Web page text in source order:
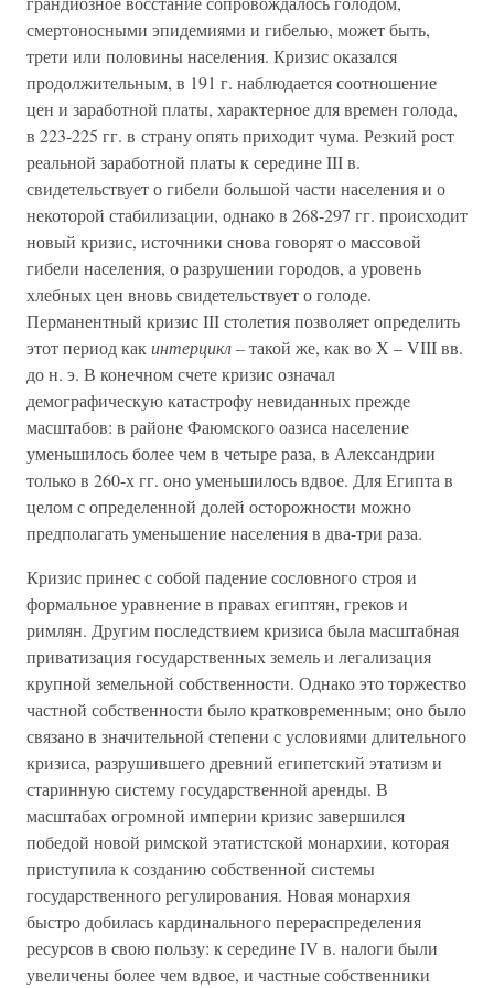
смертоносными эпидемиями и гибелью, может быть,
трети или половины населения. Кризис оказался
продолжительным, в 191 г. наблюдается соотношение
цен и заработной платы, характерное для времен голода,
в 223-225 гг. в страну опять приходит чума. Резкий рост
реальной заработной платы к середине III в.
свидетельствует о гибели большой части населения и о
некоторой стабилизации, однако в 268-297 гг. происходит
новый кризис, источники снова говорят о массовой
гибели населения, о разрушении городов, а уровень
хлебных цен вновь свидетельствует о голоде.
Перманентный кризис III столетия позволяет определить
этот период какинтерцикл –такой же, как во X – VIII вв.
до н. э. В конечном счете кризис означал
демографическую катастрофу невиданных прежде
масштабов: в районе Фаюмского оазиса население
уменьшилось более чем в четыре раза, в Александрии
только в 260-х гг. оно уменьшилось вдвое. Для Египта в
целом с определенной долей осторожности можно
предполагать уменьшение населения в два-три раза.
Кризис принес с собой падение сословного строя и
формальное уравнение в правах египтян, греков и
римлян. Другим последствием кризиса была масштабная
приватизация государственных земель и легализация
крупной земельной собственности. Однако это торжество
частной собственности было кратковременным; оно было
связано в значительной степени с условиями длительного
кризиса, разрушившего древний египетский этатизм и
старинную систему государственной аренды. В
масштабах огромной империи кризис завершился
победой новой римской этатистской монархии, которая
приступила к созданию собственной системы
государственного регулирования. Новая монархия
быстро добилась кардинального перераспределения
ресурсов в свою пользу: к середине IV в. налоги были
увеличены более чем вдвое, и частные собственники